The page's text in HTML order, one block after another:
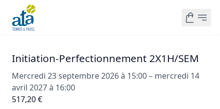
Initiation-Perfectionnement 2X1H/SEM
Mercredi 23 septembre 2026 à 15:00 – mercredi 14
avril 2027 à 16:00
517,20 €